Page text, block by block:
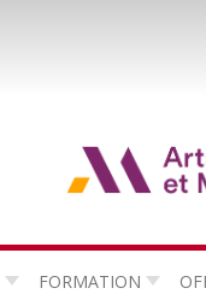
FORMATION